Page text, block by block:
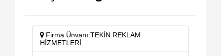
Firma Ünvanı:TEKİN REKLAM
HİZMETLERİ